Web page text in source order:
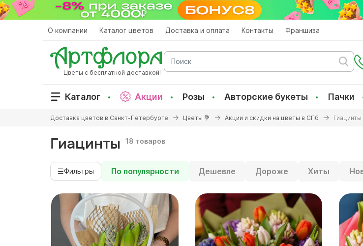
Перейти
к
О компании Каталог цветов Доставка и оплата Контакты Франшиза
Цветы с бесплатной доставкой!
Поиск
Каталог Акции Розы Авторские букеты Пачки
здесь
Доставка цветов в Санкт-Петербурге Цветы 💐 Акции и скидки на цветы в СПб Гиацинты
Гиацинты 18 товаров
☰Фильтры По популярности Дешевле Дороже Хиты